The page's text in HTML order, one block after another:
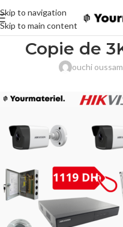
Skip to navigation
Skip to main content
Copie de
ouchi